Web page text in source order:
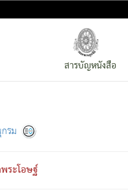
สารบัญหนังสือ
รม
ระโอษฐ์
าวซึ่งโรค (ความเสียดแทง) นั้นโ
มที่เป็นจริง) โดยประการอื่นจาก
อย่างอื่น (จากที่มันเป็นอยู่จริง)
: เขากลัวต่อสิ่งใดสิ่งนั้นเป็นทุกข์